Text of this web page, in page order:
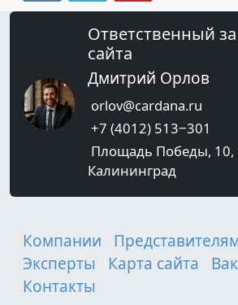
Ответственный
сайта
Дмитрий Орлов
orlov@cardana.ru
+7 (4012) 513‒301
Площадь Победы, 10,
Калининград
Компании
Эксперты
Карта сайта
Контакты